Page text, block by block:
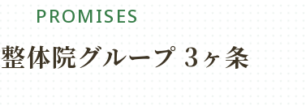
PROMISES
体院グループ 3ヶ条